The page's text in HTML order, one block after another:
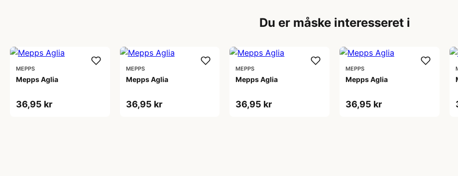
Du er måske interesseret i
MEPPS
Mepps Aglia
36,95 kr
MEPPS
Mepps Aglia
36,95 kr
MEPPS
Mepps Aglia
36,95 kr
MEPPS
Mepps Aglia
36,95 kr